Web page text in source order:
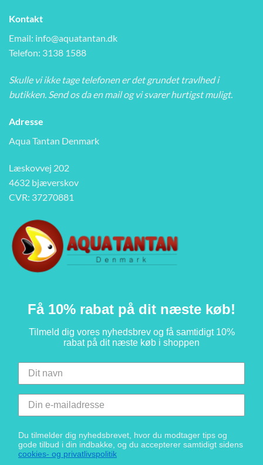
Kontakt
Email: info@aquatantan.dk
Telefon: 3138 1588
Skulle vi ikke tage telefonen er det grundet travlhed i
butikken. Send os da en mail og vi svarer hurtigst muligt.
Adresse
Aqua Tantan Denmark
Læskovvej 202
4632 bjæverskov
CVR: 37270881
Få 10% rabat på dit næste køb!
Tilmeld dig vores nyhedsbrev og få samtidigt 10%
rabat på dit næste køb i shoppen
Du tilmelder dig nyhedsbrevet, hvor du modtager tips og
gode tilbud i din indbakke, og du accepterer samtidigt sidens
cookies- og privatlivspolitik